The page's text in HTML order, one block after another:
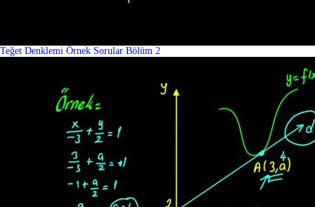
Teğet Denklemi Örnek Sorular Bölüm 2